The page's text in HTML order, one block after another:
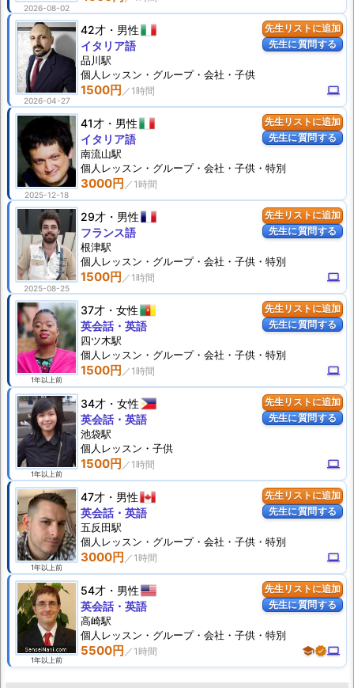
2026-08-02
先生リストに追加
先生に質問する
2026-04-27
42才 男性
1500円 computer
イタリア語
品川駅
個人 レッスン ・グループ・会社・子供
先生リストに追加
先生に質問する
2025-12-18
41才 男性
3000円
イタリア語
南流山駅
個人 レッスン ・グループ・会社・子供・特別
先生リストに追加
先生に質問する
2025-08-25
29才 男性
1500円 computer
フランス語
根津駅
個人 レッスン ・グループ・会社・子供・特別
先生リストに追加
先生に質問する
1年以上前
37才 女性
1500円 computer
英会話・英語
四ツ木駅
個人 レッスン ・グループ・会社・子供・特別
先生リストに追加
先生に質問する
1年以上前
34才 女性
1500円 computer
英会話・英語
池袋駅
個人 レッスン ・子供
先生リストに追加
先生に質問する
1年以上前
47才 男性
3000円 computer
英会話・英語
五反田駅
個人 レッスン ・グループ・会社・子供・特別
先生リストに追加
先生に質問する
1年以上前
54才 男性
5500円 schoolverifiedcomputer
英会話・英語
高崎駅
個人 レッスン ・グループ・会社・子供・特別